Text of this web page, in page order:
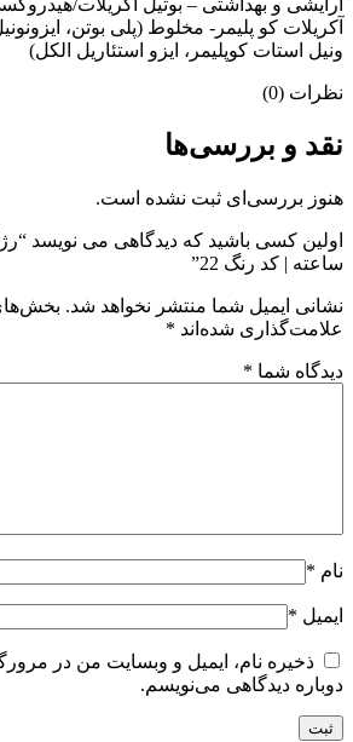
آکریلات کو پلیمر- مخلوط (پلی بوتن،
ونیل استات کوپلیمر، ایزو استئاریل الکل)
نظرات (0)
نقد و بررسی‌ها
هنوز بررسی‌ای ثبت نشده است.
ساعته | کد رنگ 22”
نشانی ایمیل شما منتشر نخواهد شد.
علامت‌گذاری شده‌اند *
دیدگاه شما *
نام *
ایمیل *
ذخیره نام، ایمیل و وبسایت من در
دوباره دیدگاهی می‌نویسم.